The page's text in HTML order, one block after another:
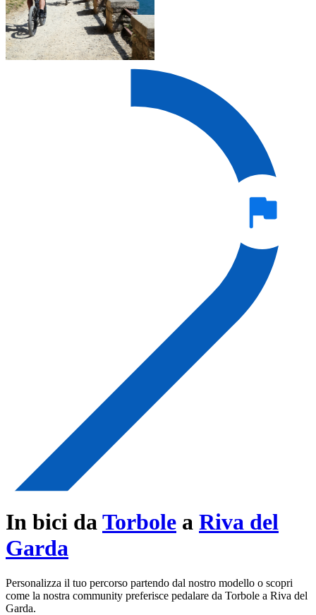
In bici da Torbole a Riva del
Garda
Personalizza il tuo percorso partendo dal nostro modello o scopri
come la nostra community preferisce pedalare da Torbole a Riva del
Garda.